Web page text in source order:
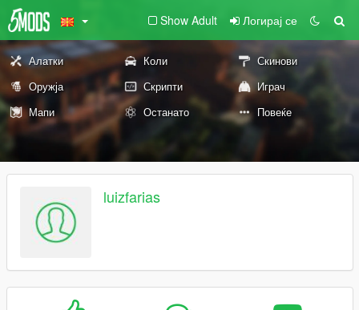
Show Adult Логирај се
Алатки Коли
Скинови
Оружја
Скрипти
Играч
Мапи
Останато Повеќе
luizfarias